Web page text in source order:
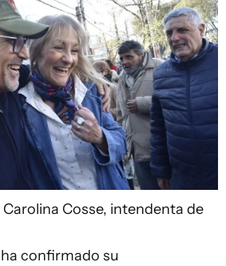
Carolina Cosse, intendenta de
confirmado su